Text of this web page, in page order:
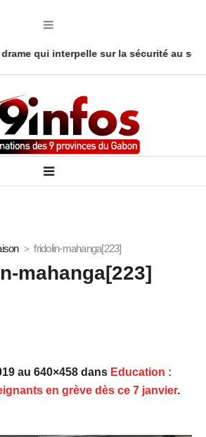
qui interpelle sur la sécurité au sein
fridolin-mahanga[223]
mahanga[223]
au 640×458 dans Education :
en grève dès ce 7 janvier.